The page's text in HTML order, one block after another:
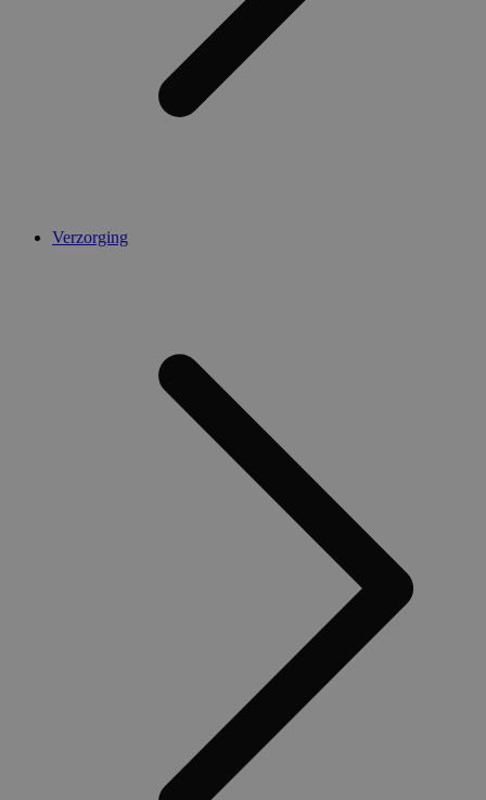
Verzorging